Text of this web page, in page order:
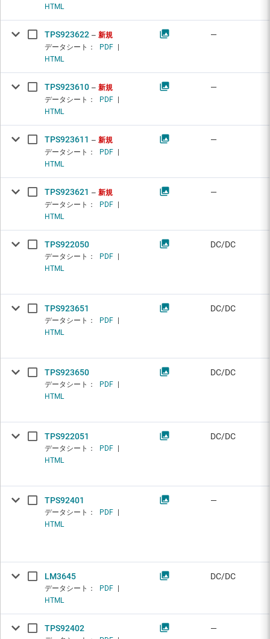
HTML
TPS923622
新規
データシート：
PDF
HTML
—
TPS923610
新規
データシート：
PDF
HTML
—
TPS923611
新規
データシート：
PDF
HTML
—
TPS923621
新規
データシート：
PDF
HTML
—
TPS922050
データシート： PDF
HTML
DC/DC
TPS923651
データシート： PDF
HTML
DC/DC
TPS923650
データシート： PDF
HTML
DC/DC
TPS922051
データシート： PDF
HTML
DC/DC
TPS92401
データシート： PDF
HTML
—
LM3645
データシート： PDF
HTML
DC/DC
TPS92402 —